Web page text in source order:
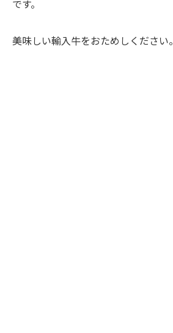
です。
美味しい輸入牛をおためしください。